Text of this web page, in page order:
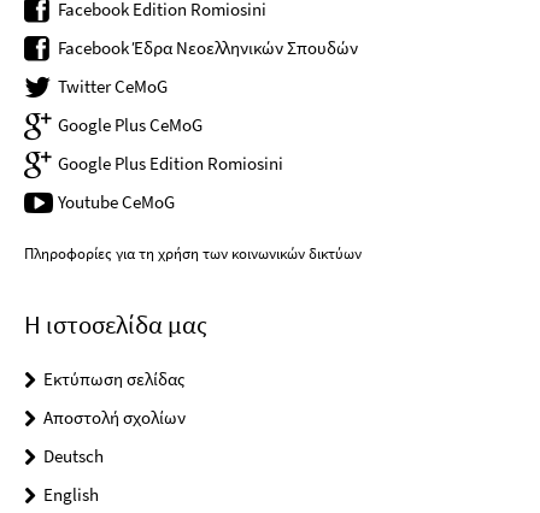
Facebook Edition Romiosini
Facebook Έδρα Νεοελληνικών Σπουδών
Twitter CeMoG
Google Plus CeMoG
Google Plus Edition Romiosini
Youtube CeMoG
Πληροφορίες για τη χρήση των κοινωνικών δικτύων
Η ιστοσελίδα μας
Εκτύπωση σελίδας
Αποστολή σχολίων
Deutsch
English